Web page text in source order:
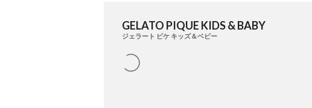
GELATO PIQUE KIDS & BABY
ジェラート ピケ キッズ＆ベビー